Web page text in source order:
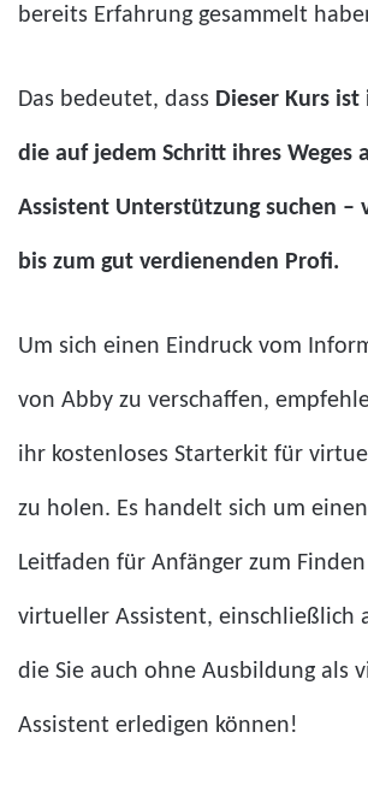
bereits Erfahrung gesammelt
Das bedeutet, dass Dieser Kurs
die auf jedem Schritt ihres Weges
Assistent Unterstützung suchen –
bis zum gut verdienenden Profi.
Um sich einen Eindruck vom
von Abby zu verschaffen,
ihr kostenloses Starterkit für
zu holen. Es handelt sich um
Leitfaden für Anfänger zum Finden
virtueller Assistent, einschließlich
die Sie auch ohne Ausbildung als
Assistent erledigen können!